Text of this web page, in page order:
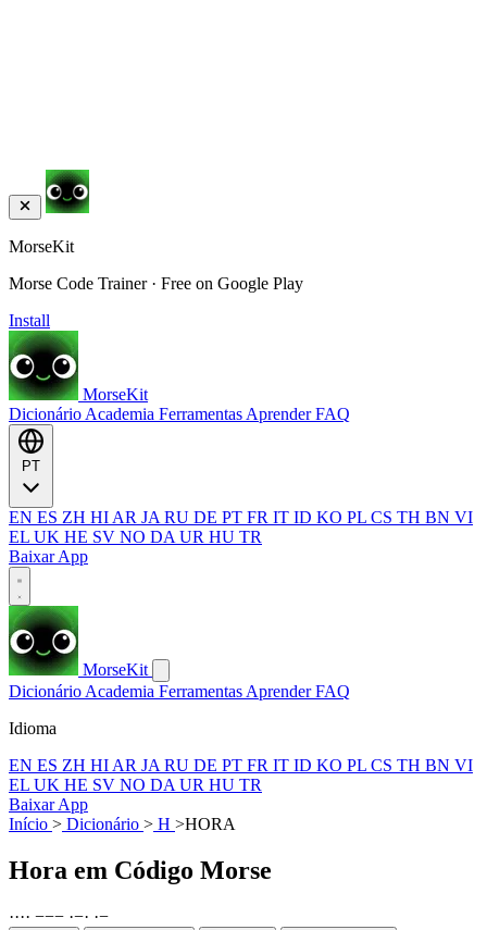
MorseKit
Morse Code Trainer · Free on Google Play
Install
MorseKit
Dicionário Academia Ferramentas AprenderFAQ
EN ES ZH HI AR JA RU DE PT FR IT ID KO PL CS TH BN VI
EL UK HE SV NO DA UR HU TR
Baixar App
MorseKit
Dicionário Academia Ferramentas AprenderFAQ
Idioma
EN ES ZH HI AR JA RU DE PT FR IT ID KO PL CS TH BN VI
EL UK HE SV NO DA UR HU TR
Baixar App
Início > Dicionário > H >HORA
Hora em Código Morse
···· −−− ·−· ·−